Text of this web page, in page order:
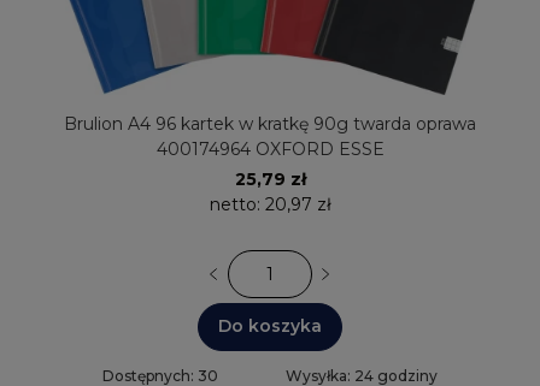
Brulion A4 96 kartek w kratkę 90g twarda oprawa
400174964 OXFORD ESSE
25,79 zł
netto: 20,97 zł
Do koszyka
Dostępnych: 30 Wysyłka: 24 godziny